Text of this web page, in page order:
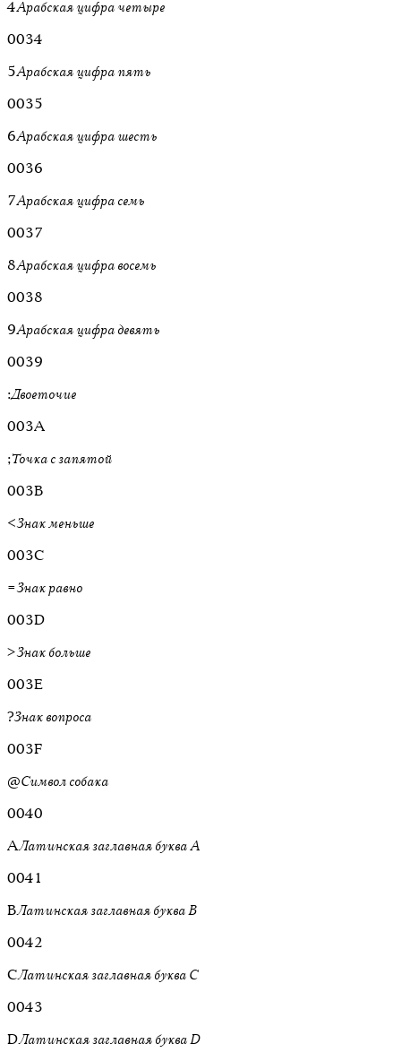
4Арабская цифра четыре
0034
5Арабская цифра пять
0035
6Арабская цифра шесть
0036
7Арабская цифра семь
0037
8Арабская цифра восемь
0038
9Арабская цифра девять
0039
:Двоеточие
003A
;Точка с запятой
003B
<Знак меньше
003C
=Знак равно
003D
>Знак больше
003E
?Знак вопроса
003F
@Символ собака
0040
AЛатинская заглавная буква A
0041
BЛатинская заглавная буква B
0042
CЛатинская заглавная буква C
0043
DЛатинская заглавная буква D